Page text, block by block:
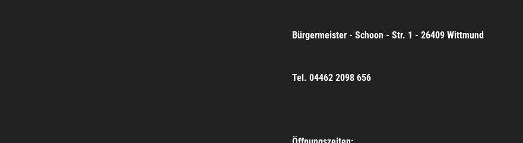
Bürgermeister - Schoon - Str. 1 - 26409 Wittmund
Tel. 04462 2098 656